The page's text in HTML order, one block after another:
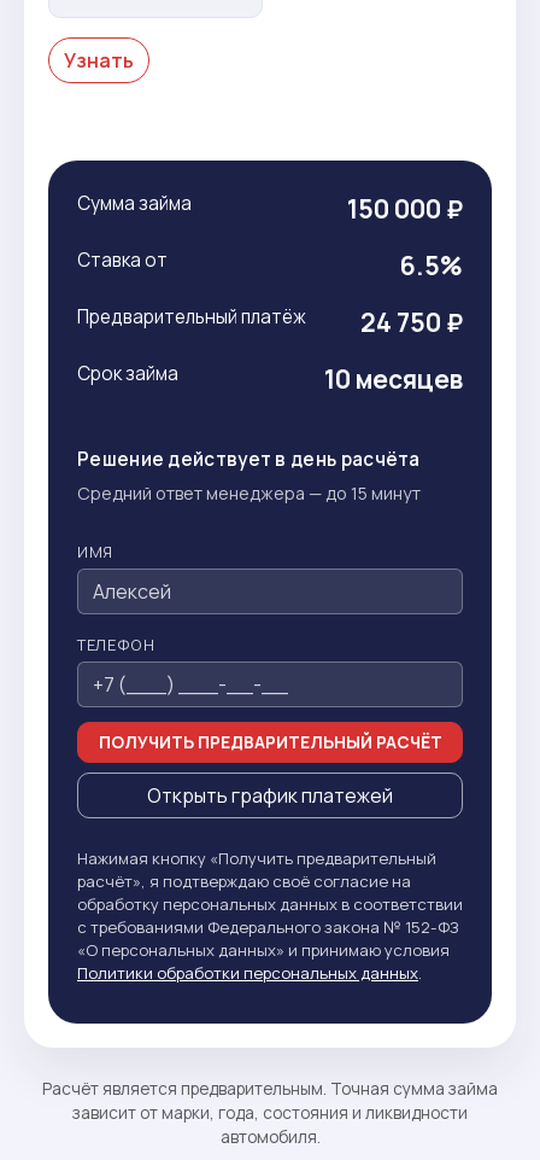
Узнать
Сумма займа 150 000 ₽
Ставка от 6.5%
Предварительный платёж 24 750 ₽
Срок займа 10 месяцев
Решение действует в день расчёта
Средний ответ менеджера — до 15 минут
ИМЯ
ТЕЛЕФОН
ПОЛУЧИТЬ ПРЕДВАРИТЕЛЬНЫЙ РАСЧЁТ
Открыть график платежей
Нажимая кнопку «Получить предварительный
расчёт», я подтверждаю своё согласие на
обработку персональных данных в соответствии
с требованиями Федерального закона № 152-ФЗ
«О персональных данных» и принимаю условия
Политики обработки персональных данных.
Расчёт является предварительным. Точная сумма займа
зависит от марки, года, состояния и ликвидности
автомобиля.